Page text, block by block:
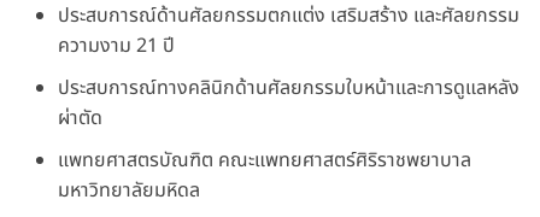
ประสบการณ์ด้านศัลยกรรมตกแต่ง เสริมสร้าง และศัลยกรรม
ความงาม 21 ปี
ประสบการณ์ทางคลินิกด้านศัลยกรรมใบหน้าและการดูแลหลัง
ผ่าตัด
แพทยศาสตรบัณฑิต คณะแพทยศาสตร์ศิริราชพยาบาล
มหาวิทยาลัยมหิดล